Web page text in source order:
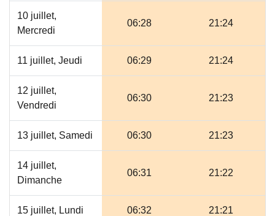
10 juillet,
Mercredi
06:28 21:24
11 juillet, Jeudi 06:29 21:24
12 juillet,
Vendredi
06:30 21:23
13 juillet, Samedi 06:30 21:23
14 juillet,
Dimanche
06:31 21:22
15 juillet, Lundi 06:32 21:21